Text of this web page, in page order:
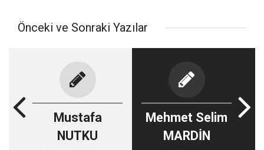
Önceki ve Sonraki Yazılar
Mustafa
NUTKU
Mehmet Selim
MARDİN